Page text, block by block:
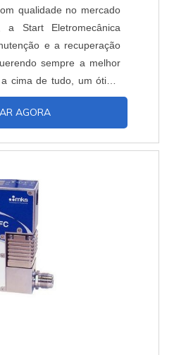
qualidade no mercado
a Start Eletromecânica
e a recuperação
sempre a melhor
cima de tudo, um ótimo
oferecer a seus clientes.
O servomotor é um
necessário movimentar
Tendo....
AGORA